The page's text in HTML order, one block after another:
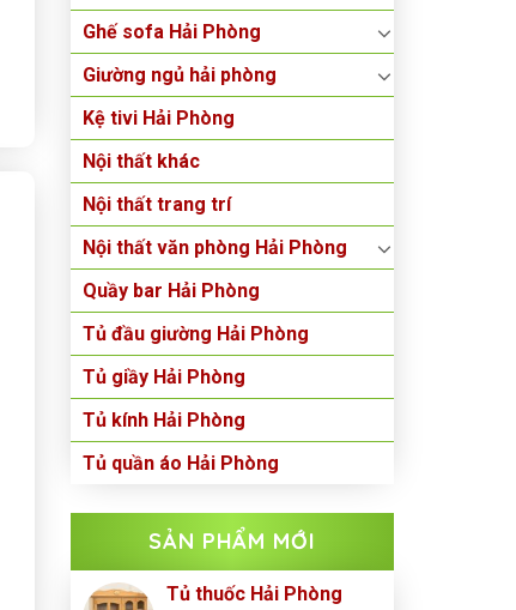
Ghế sofa Hải Phòng
Giường ngủ hải phòng
Kệ tivi Hải Phòng
Nội thất khác
Nội thất trang trí
Nội thất văn phòng Hải Phòng
Quầy bar Hải Phòng
Tủ đầu giường Hải Phòng
Tủ giầy Hải Phòng
Tủ kính Hải Phòng
Tủ quần áo Hải Phòng
SẢN PHẨM MỚI
Tủ thuốc Hải Phòng